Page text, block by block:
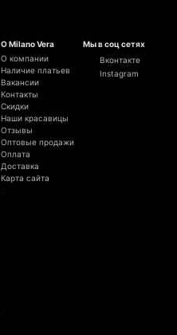
О Milano Vera
О компании
Наличие платьев
Вакансии
Контакты
Скидки
Наши красавицы
Отзывы
Оптовые продажи
Оплата
Доставка
Карта сайта
Мы в соц сетях
Вконтакте
Instagram